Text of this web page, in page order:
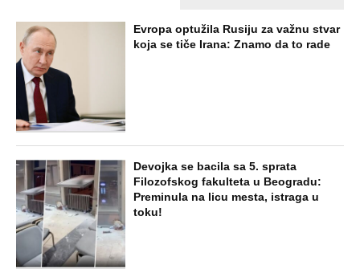
Evropa optužila Rusiju za važnu stvar
koja se tiče Irana: Znamo da to rade
Devojka se bacila sa 5. sprata
Filozofskog fakulteta u Beogradu:
Preminula na licu mesta, istraga u
toku!